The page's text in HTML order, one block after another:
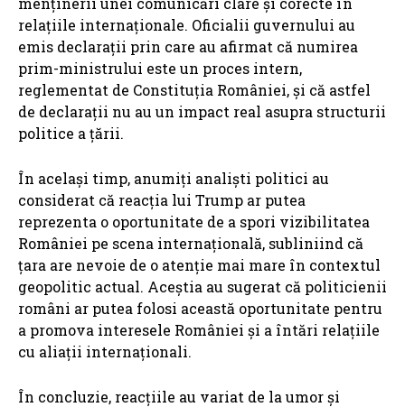
relațiile internaționale. Oficialii guvernului au
emis declarații prin care au afirmat că numirea
prim-ministrului este un proces intern,
reglementat de Constituția României, și că astfel
de declarații nu au un impact real asupra structurii
politice a țării.
În același timp, anumiți analiști politici au
considerat că reacția lui Trump ar putea
reprezenta o oportunitate de a spori vizibilitatea
României pe scena internațională, subliniind că
țara are nevoie de o atenție mai mare în contextul
geopolitic actual. Aceștia au sugerat că politicienii
români ar putea folosi această oportunitate pentru
a promova interesele României și a întări relațiile
cu aliații internaționali.
În concluzie, reacțiile au variat de la umor și